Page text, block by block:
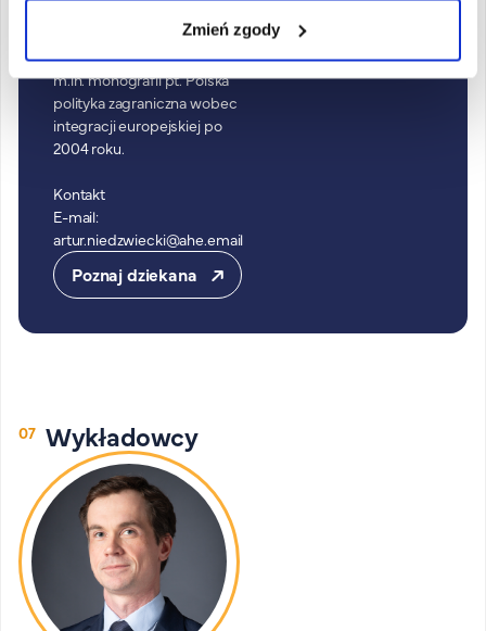
Zmień zgody
międzynarodowych. Autor
m.in. monografii pt. Polska
polityka zagraniczna wobec
integracji europejskiej po
2004 roku.
Kontakt
E-mail:
artur.niedzwiecki@ahe.email
Poznaj dziekana
Wykładowcy